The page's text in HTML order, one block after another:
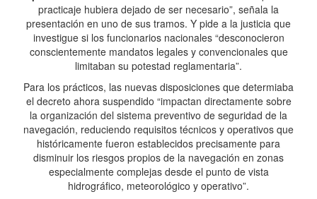
practicaje hubiera dejado de ser necesario”, señala la
presentación en uno de sus tramos. Y pide a la justicia que
investigue si los funcionarios nacionales “desconocieron
conscientemente mandatos legales y convencionales que
limitaban su potestad reglamentaria”.
Para los prácticos, las nuevas disposiciones que determiaba
el decreto ahora suspendido “impactan directamente sobre
la organización del sistema preventivo de seguridad de la
navegación, reduciendo requisitos técnicos y operativos que
históricamente fueron establecidos precisamente para
disminuir los riesgos propios de la navegación en zonas
especialmente complejas desde el punto de vista
hidrográfico, meteorológico y operativo”.